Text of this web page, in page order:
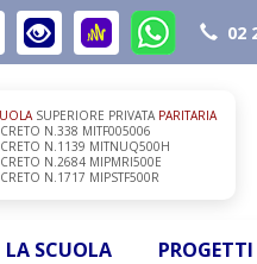
02
SUPERIORE PRIVATA PARITARIA
N.338 MITF005006
N.1139 MITNUQ500H
N.2684 MIPMRI500E
N.1717 MIPSTF500R
LA SCUOLA PROGETTI